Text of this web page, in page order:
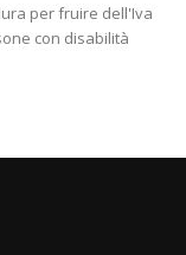
per fruire dell'Iva
con disabilità